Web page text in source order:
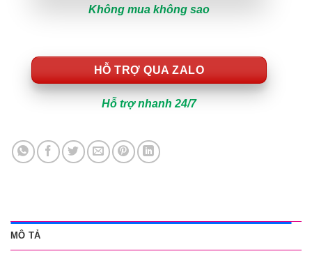
Không mua không sao
HỖ TRỢ QUA ZALO
Hỗ trợ nhanh 24/7
MÔ TẢ